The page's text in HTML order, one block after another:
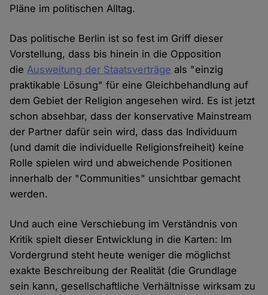
Pläne im politischen Alltag.
Das politische Berlin ist so fest im Griff dieser
Vorstellung, dass bis hinein in die Opposition
dieAusweitung der Staatsverträge als "einzig
praktikable Lösung" für eine Gleichbehandlung auf
dem Gebiet der Religion angesehen wird. Es ist jetzt
schon absehbar, dass der konservative Mainstream
der Partner dafür sein wird, dass das Individuum
(und damit die individuelle Religionsfreiheit) keine
Rolle spielen wird und abweichende Positionen
innerhalb der "Communities" unsichtbar gemacht
werden.
Und auch eine Verschiebung im Verständnis von
Kritik spielt dieser Entwicklung in die Karten: Im
Vordergrund steht heute weniger die möglichst
exakte Beschreibung der Realität (die Grundlage
sein kann, gesellschaftliche Verhältnisse wirksam zu